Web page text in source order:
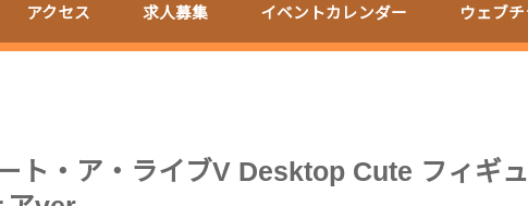
アクセス 求人募集 イベントカレンダー ウェブチ
ト・ア・ライブV Desktop Cute フィギュ